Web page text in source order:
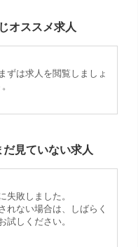
オススメ求人
ずは求人を閲覧しましょ
見ていない求人
失敗しました。
れない場合は、しばらく
試しください。